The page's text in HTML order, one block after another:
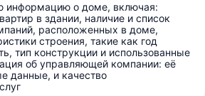
информацию о доме, включая:
в здании, наличие и список
расположенных в доме,
строения, такие как год
тип конструкции и использованные
об управляющей компании: её
данные, и качество